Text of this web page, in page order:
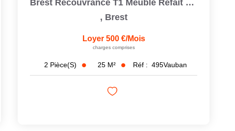
Brest Recouvrance T1 Meublé Refait En Parfait État
, Brest
Loyer 500 €/mois
charges comprises
2 Pièce(s) 25 M² Réf : 495Vauban